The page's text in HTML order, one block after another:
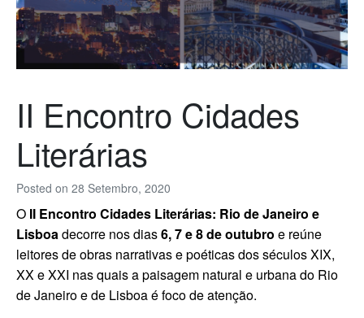
Posted on 28 Setembro, 2020
II Encontro Cidades
Literárias
O II Encontro Cidades Literárias: Rio de Janeiro e
Lisboadecorre nos dias6, 7 e 8 de outubro e reúne
leitores de obras narrativas e poéticas dos séculos XIX,
XX e XXI nas quais a paisagem natural e urbana do Rio
de Janeiro e de Lisboa é foco de atenção.